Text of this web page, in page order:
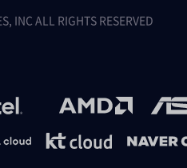
INC ALL RIGHTS RESERVED